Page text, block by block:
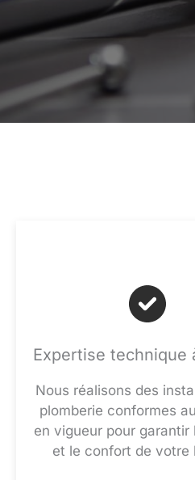
Expertise technique
Nous réalisons des
plomberie conformes
en vigueur pour garantir
et le confort de votre